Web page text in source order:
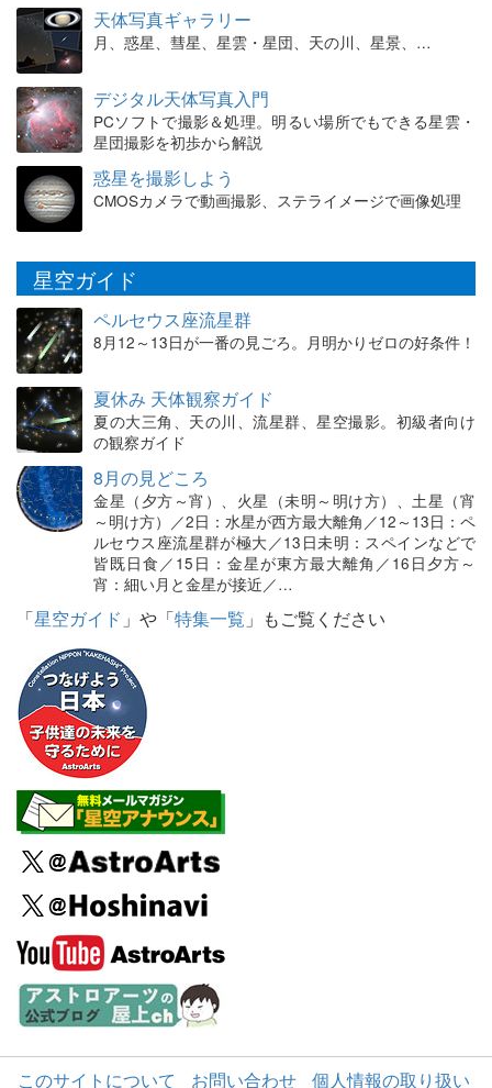
天体写真ギャラリー
月、惑星、彗星、星雲・星団、天の川、星景、…
デジタル天体写真入門
PCソフトで撮影＆処理。明るい場所でもできる星雲・
星団撮影を初歩から解説
惑星を撮影しよう
CMOSカメラで動画撮影、ステライメージで画像処理
星空ガイド
ペルセウス座流星群
8月12～13日が一番の見ごろ。月明かりゼロの好条件！
夏休み 天体観察ガイド
夏の大三角、天の川、流星群、星空撮影。初級者向け
の観察ガイド
8月の見どころ
金星（夕方～宵）、火星（未明～明け方）、土星（宵
～明け方）／2日：水星が西方最大離角／12～13日：ペ
ルセウス座流星群が極大／13日未明：スペインなどで
皆既日食／15日：金星が東方最大離角／16日夕方～
宵：細い月と金星が接近／…
「星空ガイド 」や「特集一覧 」もご覧ください
このサイトについて お問い合わせ 個人情報の取り扱い